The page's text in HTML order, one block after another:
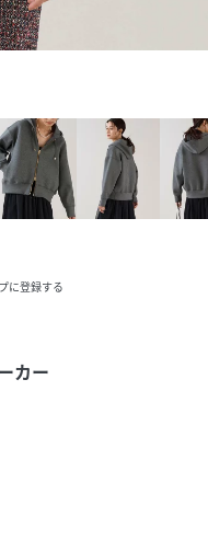
に登録する
カー